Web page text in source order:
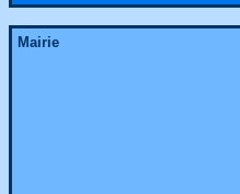
Mairie